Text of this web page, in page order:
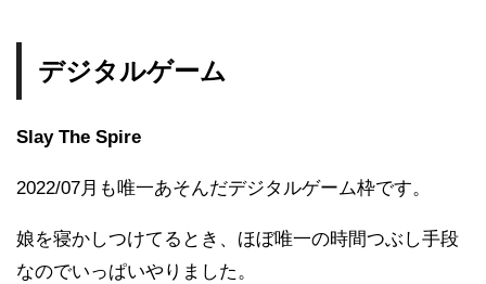
デジタルゲーム
Slay The Spire
2022/07月も唯一あそんだデジタルゲーム枠です。
娘を寝かしつけてるとき、ほぼ唯一の時間つぶし手段
なのでいっぱいやりました。